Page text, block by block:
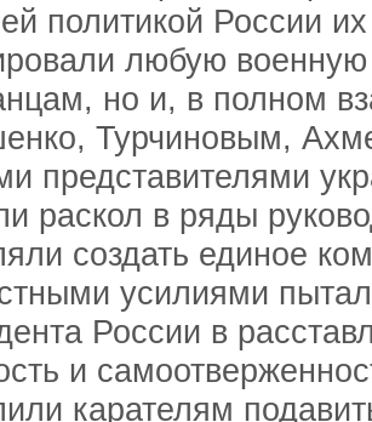
политикой России
любую
но и, в полном
Турчиновым,
представителями
раскол в ряды
создать единое
усилиями
России в
и
карателям